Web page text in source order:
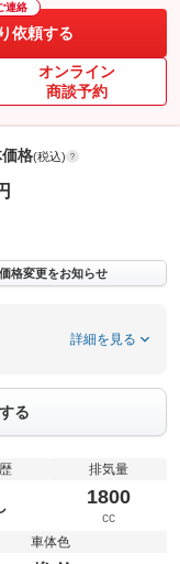
連絡
依頼する
オンライン
商談予約
格(税込)
価格変更をお知らせ
詳細を見る
る
排気量
1800
cc
車体色